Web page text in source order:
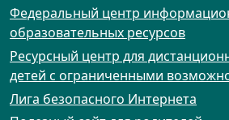
Федеральный центр
образовательных ресурсов
Ресурсный центр для
детей с ограниченными
Лига безопасного Интернета